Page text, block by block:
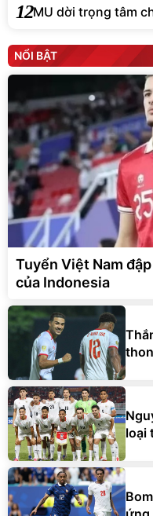
12MU dời trọng tâm
NỔI BẬT
Tuyển Việt Nam
của Indonesia
loại